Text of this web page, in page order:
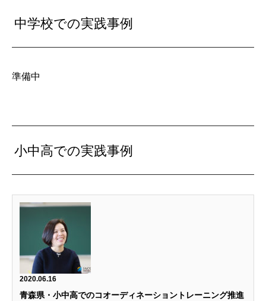
中学校での実践事例
準備中
小中高での実践事例
2020.06.16
青森県・小中高でのコオーディネーショントレーニング推進